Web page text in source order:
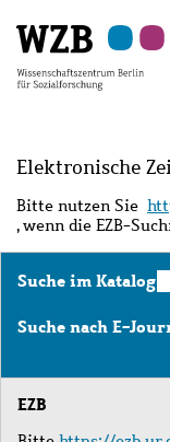
Hauptinhalt
springen
Navigation
springen
Suche
springen
springen
Fußzeile
springen
Elektronische
Bitte nutzen Sie
, wenn die EZB-
Suche im Katalog
Suche nach E-
EZB